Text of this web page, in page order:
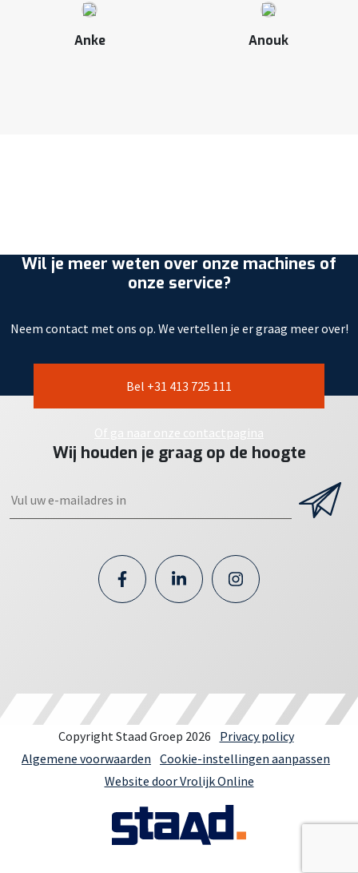
Anke Anouk
Wil je meer weten over onze machines of
onze service?
Neem contact met ons op. We vertellen je er graag meer over!
Bel +31 413 725 111
Of ga naar onze contactpagina
Wij houden je graag op de hoogte
Copyright Staad Groep 2026
Privacy policy
Algemene voorwaarden Cookie-instellingen aanpassen
Website door Vrolijk Online